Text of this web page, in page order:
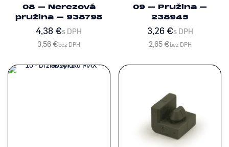
08 – Nerezová
pružina – 938798
4,38 €s DPH
3,56€bez DPH
09 – Pružina –
238945
3,26 €s DPH
2,65€bez DPH